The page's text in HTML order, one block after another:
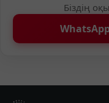
Біздің